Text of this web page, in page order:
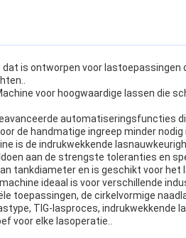
is ontworpen voor
voor hoogwaardige lassen die
automatiseringsfuncties
de handmatige ingreep minder
is de indrukwekkende
aan de strengste toleranties en
tankdiameter en is geschikt voor
ideaal is voor verschillende
toepassingen, de cirkelvormige
TIG-lasproces,
voor elke lasoperatie..